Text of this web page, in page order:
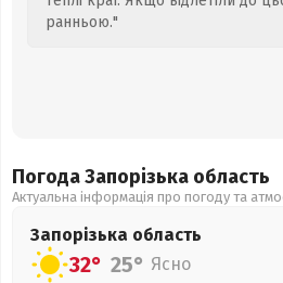
ранньою."
Погода Запорізька область
Актуальна інформація про погоду та
Запорізька область
32° 25° Ясно